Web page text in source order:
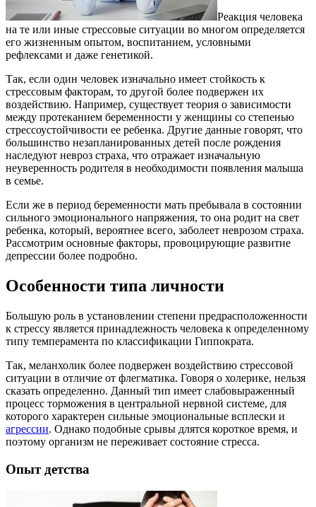
Реакция человека
на те или иные стрессовые ситуации во многом определяется
его жизненным опытом, воспитанием, условными
рефлексами и даже генетикой.
Так, если один человек изначально имеет стойкость к
стрессовым факторам, то другой более подвержен их
воздействию. Например, существует теория о зависимости
между протеканием беременности у женщины со степенью
стрессоустойчивости ее ребенка. Другие данные говорят, что
большинство незапланированных детей после рождения
наследуют невроз страха, что отражает изначальную
неуверенность родителя в необходимости появления малыша
в семье.
Если же в период беременности мать пребывала в состоянии
сильного эмоционального напряжения, то она родит на свет
ребенка, который, вероятнее всего, заболеет неврозом страха.
Рассмотрим основные факторы, провоцирующие развитие
депрессии более подробно.
Особенности типа личности
Большую роль в установлении степени предрасположенности
к стрессу является принадлежность человека к определенному
типу темперамента по классификации Гиппократа.
Так, меланхолик более подвержен воздействию стрессовой
ситуации в отличие от флегматика. Говоря о холерике, нельзя
сказать определенно. Данный тип имеет слабовыраженный
процесс торможения в центральной нервной системе, для
которого характерен сильные эмоциональные всплески и
агрессии. Однако подобные срывы длятся короткое время, и
поэтому организм не переживает состояние стресса.
Опыт детства